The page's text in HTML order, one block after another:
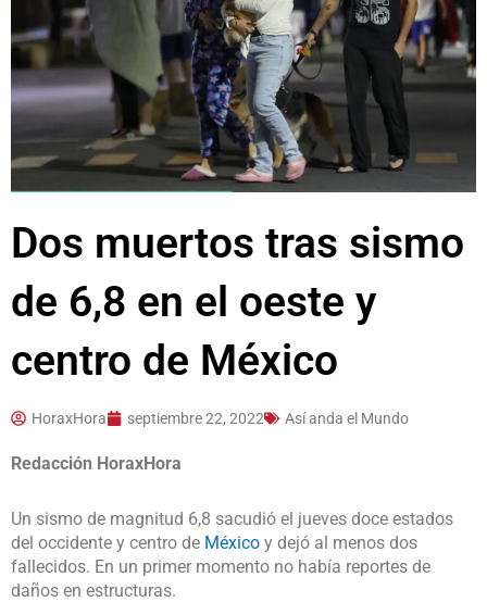
Dos muertos tras sismo
de 6,8 en el oeste y
centro de México
HoraxHora septiembre 22, 2022 Así anda el Mundo
Redacción HoraxHora
Un sismo de magnitud 6,8 sacudió el jueves doce estados
del occidente y centro de México y dejó al menos dos
fallecidos. En un primer momento no había reportes de
daños en estructuras.